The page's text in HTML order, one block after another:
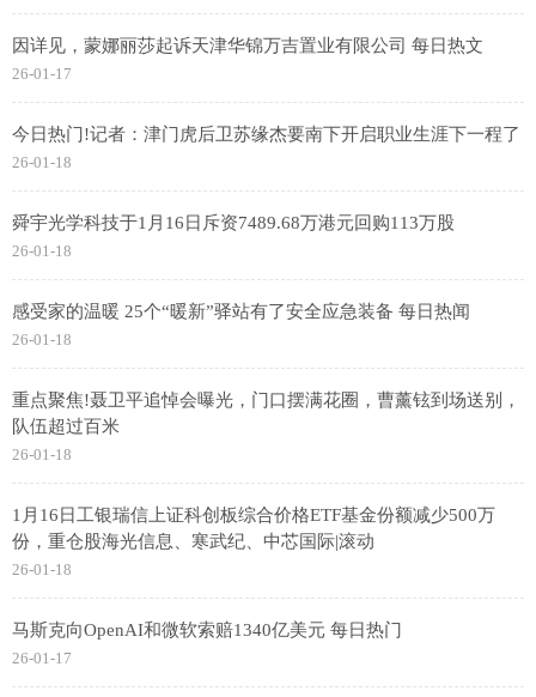
因详见，蒙娜丽莎起诉天津华锦万吉置业有限公司 每日热文
26-01-17
今日热门!记者：津门虎后卫苏缘杰要南下开启职业生涯下一程了
26-01-18
舜宇光学科技于1月16日斥资7489.68万港元回购113万股
26-01-18
感受家的温暖 25个“暖新”驿站有了安全应急装备 每日热闻
26-01-18
重点聚焦!聂卫平追悼会曝光，门口摆满花圈，曹薰铉到场送别，
队伍超过百米
26-01-18
1月16日工银瑞信上证科创板综合价格ETF基金份额减少500万
份，重仓股海光信息、寒武纪、中芯国际|滚动
26-01-18
马斯克向OpenAI和微软索赔1340亿美元 每日热门
26-01-17